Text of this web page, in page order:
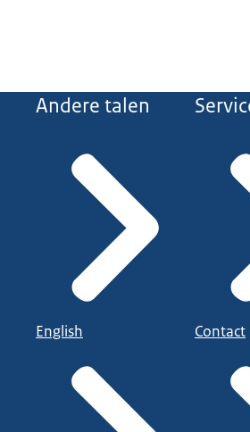
Andere talen
English Contact